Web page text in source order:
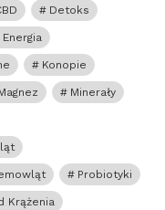
Detoks
Energia
Konopie
Minerały
Probiotyki
Krążenia